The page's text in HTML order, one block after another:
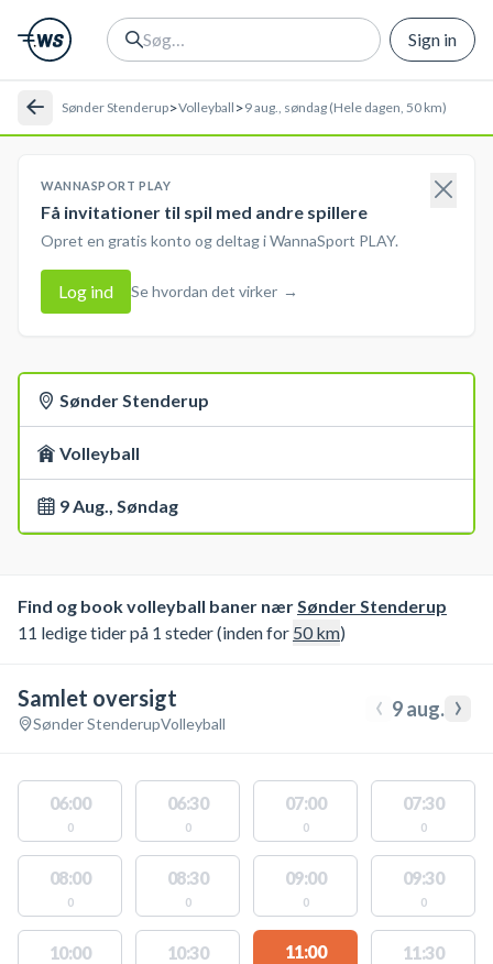
Sign in
Sønder Stenderup>Volleyball >9 aug., søndag (Hele dagen, 50 km)
WANNASPORT PLAY
Få invitationer til spil med andre spillere
Opret en gratis konto og deltag i WannaSport PLAY.
Log ind Se hvordan det virker →
Sønder Stenderup
Volleyball
9 Aug., Søndag
Find og book volleyball baner nærSønder Stenderup
11 ledige tider på 1 steder (inden for 50km)
Samlet oversigt
Sønder StenderupVolleyball ‹ 9 aug. ›
06:00
0
06:30
0
07:00
0
07:30
0
08:00
0
08:30
0
09:00
0
09:30
0
10:00 10:30 11:00 11:30